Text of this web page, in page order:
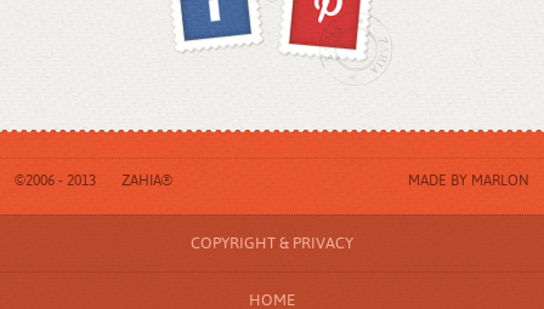
©2006 - 2013 ZAHIA® MADE BY MARLON
COPYRIGHT & PRIVACY
HOME